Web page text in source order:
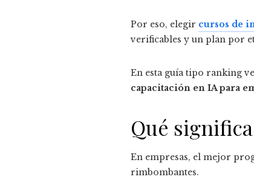
Por eso, elegir cursos de
verificables y un plan por
En esta guía tipo ranking
capacitación en IA para
Qué
En empresas, el mejor
rimbombantes.